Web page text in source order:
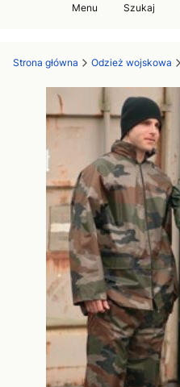
Menu Szukaj
Strona główna Odzież wojskowa